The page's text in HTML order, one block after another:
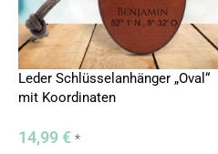
Leder Schlüsselanhänger „Oval“
mit Koordinaten
14,99 € *